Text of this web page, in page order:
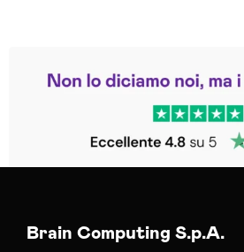
Trustpilot
Brain Computing S.p.A.